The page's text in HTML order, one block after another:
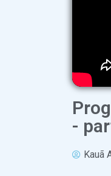
-
Kauã